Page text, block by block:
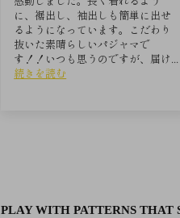
に、裾出し、袖出しも簡単に出せ
るようになっています。こだわり
抜いた素晴らしいパジャマで
す！！いつも思うのですが、届け...
続きを読む
PLAY WITH PATTERNS THAT